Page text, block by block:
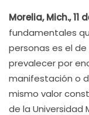
Morelia, Mich., 11
fundamentales
personas es el
prevalecer por
manifestación o
mismo valor
de la Universidad